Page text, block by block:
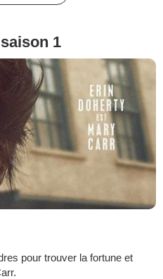
1
pour trouver la fortune et